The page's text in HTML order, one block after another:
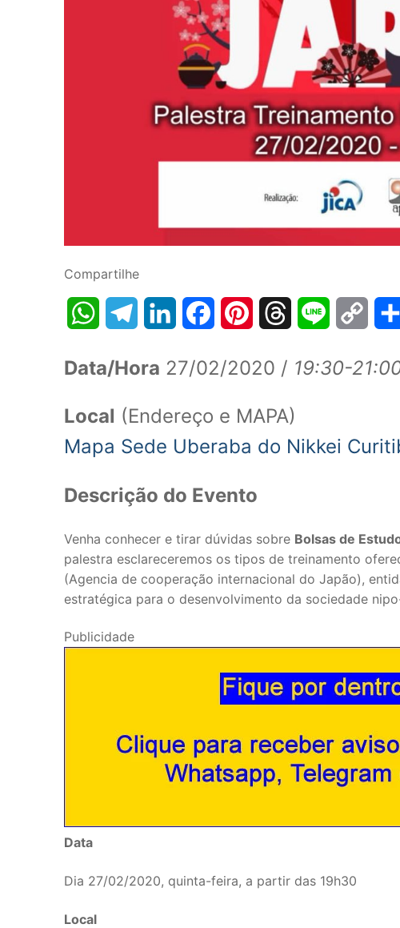
Compartilhe
WhatsAppTelegramLinkedInFacebookPinterestThreads Line
Copy
Data/Hora 27/02/2020 / 19:30-
Local (Endereço e MAPA)
Mapa Sede Uberaba do Nikkei
Descrição do Evento
Venha conhecer e tirar dúvidas sobre Bolsas de
palestra esclareceremos os tipos de treinamento
(Agencia de cooperação internacional do Japão),
estratégica para o desenvolvimento da sociedade
Publicidade
Data
Dia 27/02/2020, quinta-feira, a partir das 19h30
Local